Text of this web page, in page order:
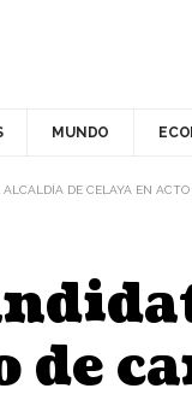
MUNDO
DE CELAYA EN
de